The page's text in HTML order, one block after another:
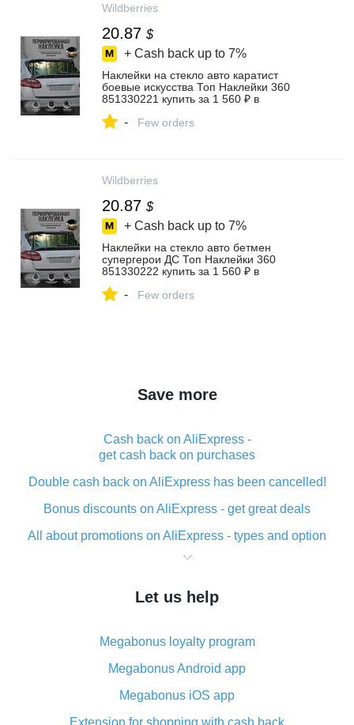
Wildberries
20.87 $
+ Cash back up to 7%
Наклейки на стекло авто каратист
боевые искусства Топ Наклейки 360
851330221 купить за 1 560 ₽ в
- Few orders
Wildberries
20.87 $
+ Cash back up to 7%
Наклейки на стекло авто бетмен
супергерои ДС Топ Наклейки 360
851330222 купить за 1 560 ₽ в
- Few orders
Save more
Cash back on AliExpress -
get cash back on purchases
Double cash back on AliExpress has been cancelled!
Bonus discounts on AliExpress - get great deals
All about promotions on AliExpress - types and option
What is cash back when making purchases on
The best place to download cash back for AliExpress
What is the AliExpress cash back plugin and what are
its advantages
Cash back from the AliExpress mobile app -
advantages of the plugin
Let us help
Megabonus loyalty program
Megabonus Android app
Megabonus iOS app
Extension for shopping with cash back